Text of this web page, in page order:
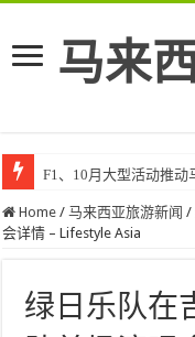
马来
F1、10月大型活动推动
Home / 马来西亚旅游新闻 /
会详情 – Lifestyle Asia
绿日乐队在